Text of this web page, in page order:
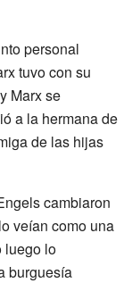
personal
tuvo con su
Marx se
a la hermana de
de las hijas
cambiaron
veían como una
luego lo
burguesía